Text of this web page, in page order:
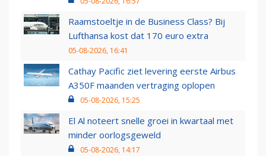
Raamstoeltje in de Business Class? Bij
Lufthansa kost dat 170 euro extra
05-08-2026, 16:41
Cathay Pacific ziet levering eerste Airbus
A350F maanden vertraging oplopen
05-08-2026, 15:25
El Al noteert snelle groei in kwartaal met
minder oorlogsgeweld
05-08-2026, 14:17